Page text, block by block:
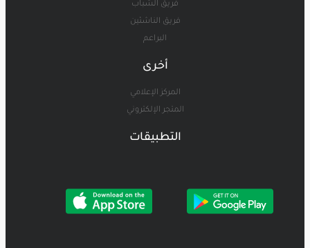
فريق الشباب
فريق الناشئين
البراعم
أخرى
المركز الإعلامي
المتجر الإلكتروني
التطبيقات